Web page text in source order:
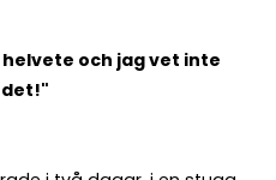
och jag vet inte
det!"